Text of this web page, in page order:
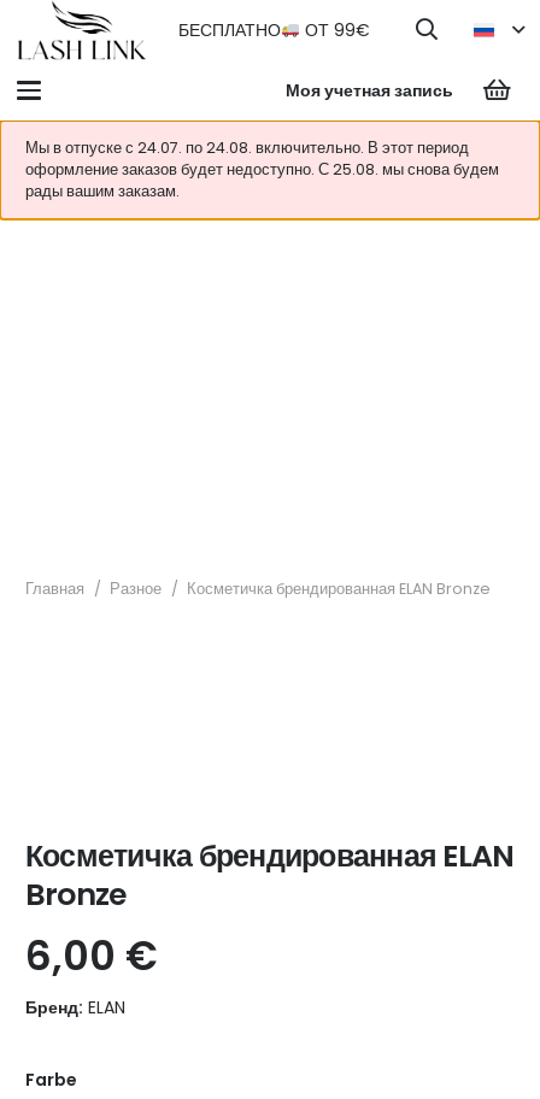
БЕСПЛАТНО ОТ 99€
Моя учетная запись
Мы в отпуске с 24.07. по 24.08. включительно. В этот период
оформление заказов будет недоступно. С 25.08. мы снова будем
рады вашим заказам.
Главная / Разное / Косметичка брендированная ELAN Bronze
Косметичка брендированная ELAN
Bronze
6,00 €
Бренд: ELAN
Farbe